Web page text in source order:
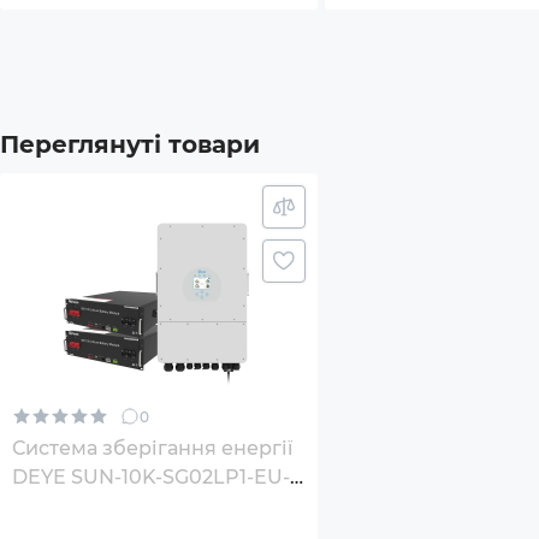
Габарити товару (без пакування), мм
Переглянуті товари
0
Система зберігання енергії
DEYE SUN-10K-SG02LP1-EU-